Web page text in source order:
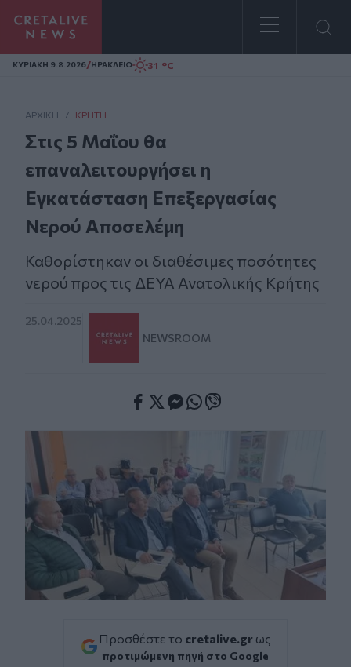
Homepage
ΚΥΡΙΑΚΗ 9.8.2026/ΗΡΑΚΛΕΙΟ 31 °C
ΑΡΧΙΚΗ / ΚΡΉΤΗ
Στις 5 Μαΐου θα
επαναλειτουργήσει η
Εγκατάσταση Επεξεργασίας
Νερού Αποσελέμη
Καθορίστηκαν οι διαθέσιμες ποσότητες
νερού προς τις ΔΕΥΑ Ανατολικής Κρήτης
25.04.2025
NEWSROOM
Προσθέστε το cretalive.gr ως
προτιμώμενη πηγή στο Google